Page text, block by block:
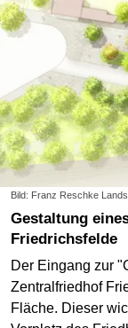
Bild: Franz Reschke
Gestaltung eines Vorplatzes am Zentralfriedhof
Friedrichsfelde
Der Eingang zur
Zentralfriedhof
Fläche. Dieser